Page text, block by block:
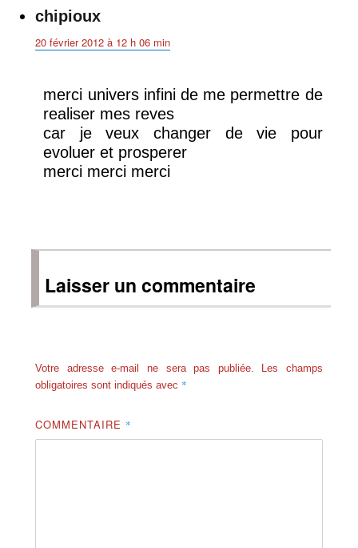
chipioux
20 février 2012 à 12 h 06 min
merci univers infini de me permettre de
realiser mes reves
car je veux changer de vie pour
evoluer et prosperer
merci merci merci
Laisser un commentaire
Votre adresse e-mail ne sera pas publiée.
Les champs
obligatoires sont indiqués avec *
COMMENTAIRE *